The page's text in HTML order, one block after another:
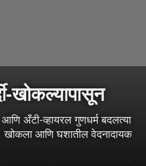
खोकल्यापासून
अँटी-व्हायरल गुणधर्म बदलत्या
आणि घशातील वेदनादायक